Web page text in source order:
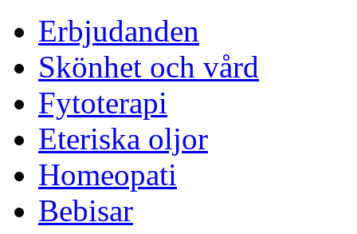
Erbjudanden
Skönhet och vård
Fytoterapi
Eteriska oljor
Homeopati
Bebisar